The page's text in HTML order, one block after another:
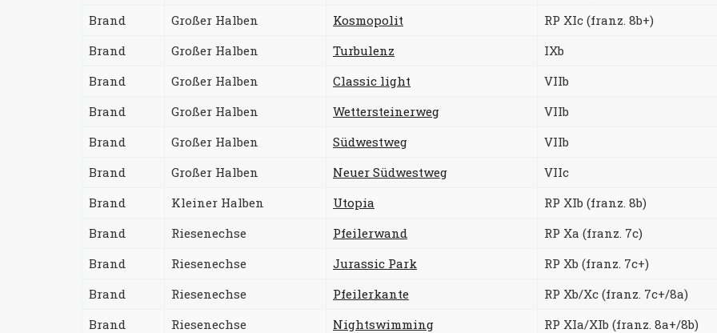
Brand
Großer Halben Kosmopolit
RP XIc (franz. 8b+)
Brand
Großer Halben Turbulenz
IXb
Brand
Großer Halben Classic light
VIIb
Brand
Großer Halben Wettersteinerweg
VIIb
Brand
Großer Halben Südwestweg
VIIb
Brand
Großer Halben Neuer Südwestweg
VIIc
Brand
Kleiner Halben Utopia
RP XIb (franz. 8b)
Brand
Riesenechse Pfeilerwand
RP Xa (franz. 7c)
Brand
Riesenechse Jurassic Park
RP Xb (franz. 7c+)
Brand
Riesenechse Pfeilerkante
RP Xb/Xc (franz. 7c+/8a)
Brand
Riesenechse Nightswimming RP XIa/XIb (franz. 8a+/8b)